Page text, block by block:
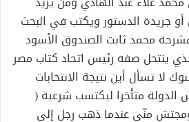
جريدة الدستور ويكتب في البحث
محمد ثابت الصندوق الأسود
ينتحل صفه رئيس اتحاد كتاب مصر
لا تسأل أين نتيجة الانتخابات
متأخرا ليكتسب شرعية (
منّي عندما ذهب رجل إلى